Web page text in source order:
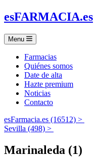
esFARMACIA.es
Menu
Farmacias
Quiénes somos
Date de alta
Hazte premium
Noticias
Contacto
esFarmacia.es (16512) >
Sevilla (498) >
Marinaleda (1)